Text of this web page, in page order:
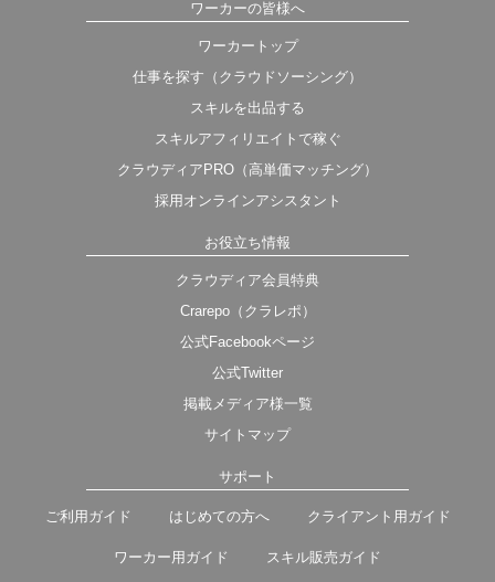
ワーカーの皆様へ
ワーカートップ
仕事を探す（クラウドソーシング）
スキルを出品する
スキルアフィリエイトで稼ぐ
クラウディアPRO（高単価マッチング）
採用オンラインアシスタント
お役立ち情報
クラウディア会員特典
Crarepo（クラレポ）
公式Facebookページ
公式Twitter
掲載メディア様一覧
サイトマップ
サポート
ご利用ガイド はじめての方へ クライアント用ガイド
ワーカー用ガイド スキル販売ガイド